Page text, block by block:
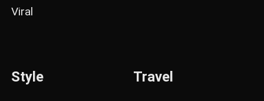
Viral
Style Travel